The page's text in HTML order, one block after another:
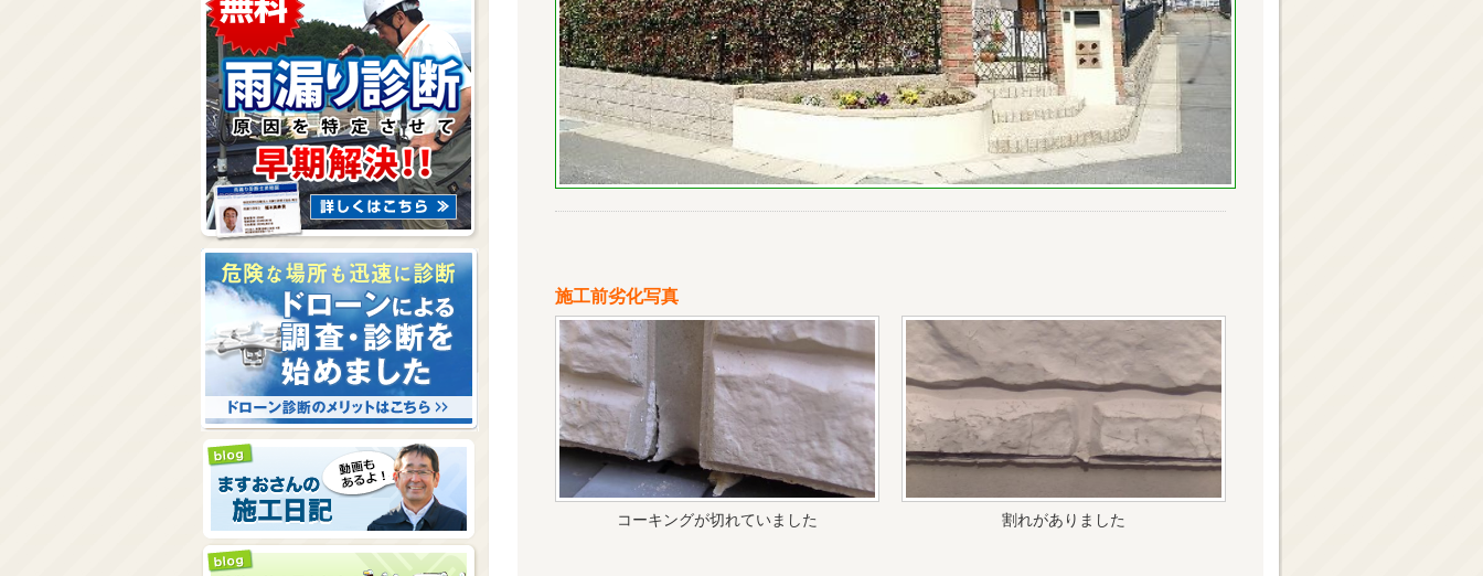
施工前劣化写真
コーキングが切れていました 割れがありました